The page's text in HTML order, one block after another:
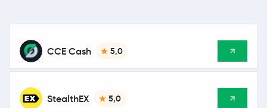
CCE Cash 5,0
StealthEX 5,0